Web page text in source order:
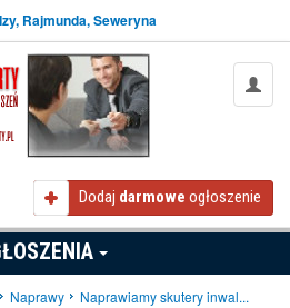
Izy, Rajmunda, Seweryna
Dodaj darmowe ogłoszenie
Naprawy Naprawiamy skutery inwal...